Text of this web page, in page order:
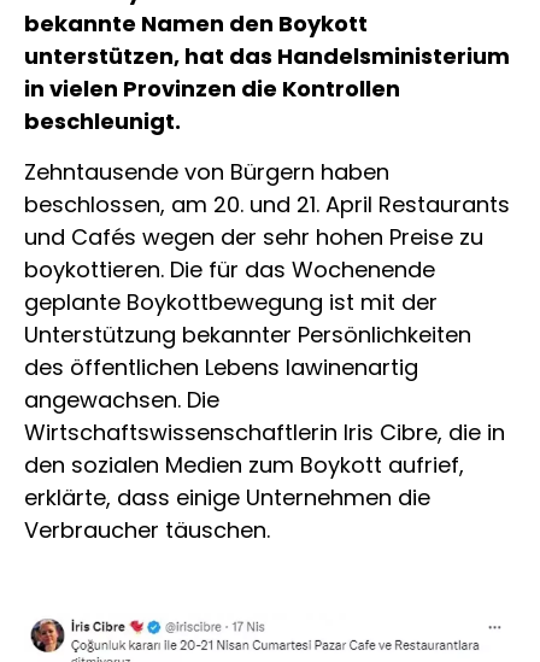
bekannte Namen den Boykott
unterstützen, hat das Handelsministerium
in vielen Provinzen die Kontrollen
beschleunigt.
Zehntausende von Bürgern haben
beschlossen, am 20. und 21. April Restaurants
und Cafés wegen der sehr hohen Preise zu
boykottieren. Die für das Wochenende
geplante Boykottbewegung ist mit der
Unterstützung bekannter Persönlichkeiten
des öffentlichen Lebens lawinenartig
angewachsen. Die
Wirtschaftswissenschaftlerin Iris Cibre, die in
den sozialen Medien zum Boykott aufrief,
erklärte, dass einige Unternehmen die
Verbraucher täuschen.